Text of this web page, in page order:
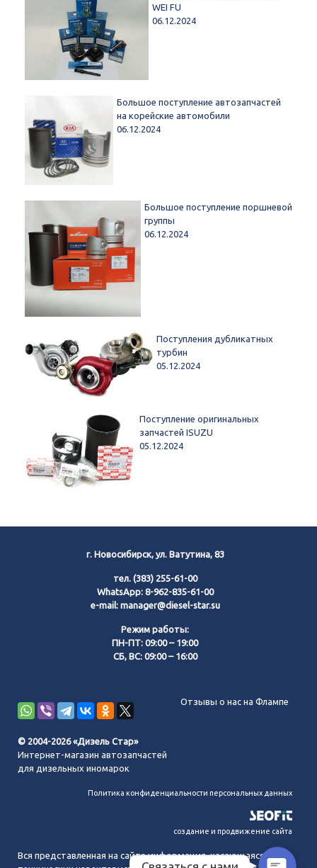
WEI FU
06.12.2024
Большое поступление автозапчастей
на корейские автомобили
06.12.2024
Большое поступление поршневой
группы
06.12.2024
Поступления дубликатных
турбин
05.12.2024
Поступление оригинальных
запчастей ISUZU
05.12.2024
г. Новосибирск, ул. Ватутина, 83
тел. (383) 255-61-00
WhatsApp: 8-962-835-61-00
e-mail: manager@diesel-star.su
Режим работы:
ПН-ПТ: 09:00 – 19:00
СБ, ВС: 09:00 – 16:00
Отзывы о нас на Флампе
© 2004-2026 «Дизель Стар»
Интернет-магазин автозапчастей
для дизельных иномарок
Политика конфиденциальности персональных данных
создание и продвижение сайта
Вся представленная на сайте информация, касающаяся